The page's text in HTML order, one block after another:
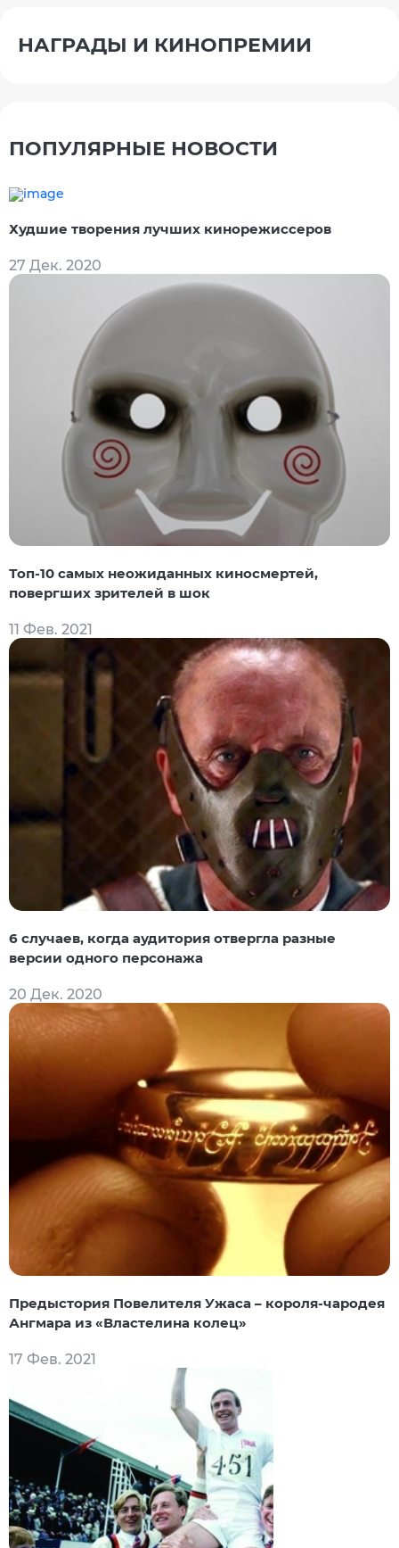
НАГРАДЫ И КИНОПРЕМИИ
ПОПУЛЯРНЫЕ НОВОСТИ
Худшие творения лучших кинорежиссеров
27 Дек. 2020
Топ-10 самых неожиданных киносмертей,
повергших зрителей в шок
11 Фев. 2021
6 случаев, когда аудитория отвергла разные
версии одного персонажа
20 Дек. 2020
Предыстория Повелителя Ужаса – короля-чародея
Ангмара из «Властелина колец»
17 Фев. 2021